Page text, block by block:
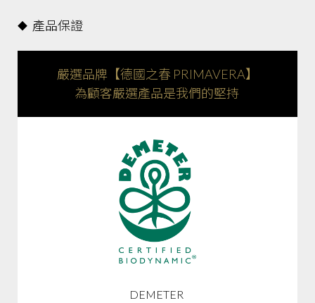
◆ 產品保證
嚴選品牌【德國之春 PRIMAVERA】
為顧客嚴選產品是我們的堅持
DEMETER